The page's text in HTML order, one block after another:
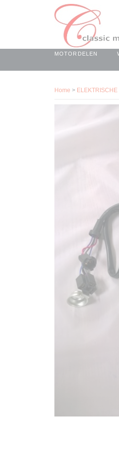
MOTORDELEN
Home > ELEKTRISCHE